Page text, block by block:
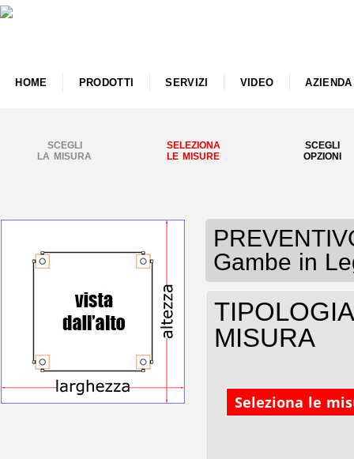
HOME PRODOTTI SERVIZI VIDEO AZIENDA
SCEGLI
LA MISURA
SELEZIONA
LE MISURE
SCEGLI
OPZIONI
Gambe in
MISURA
Seleziona le